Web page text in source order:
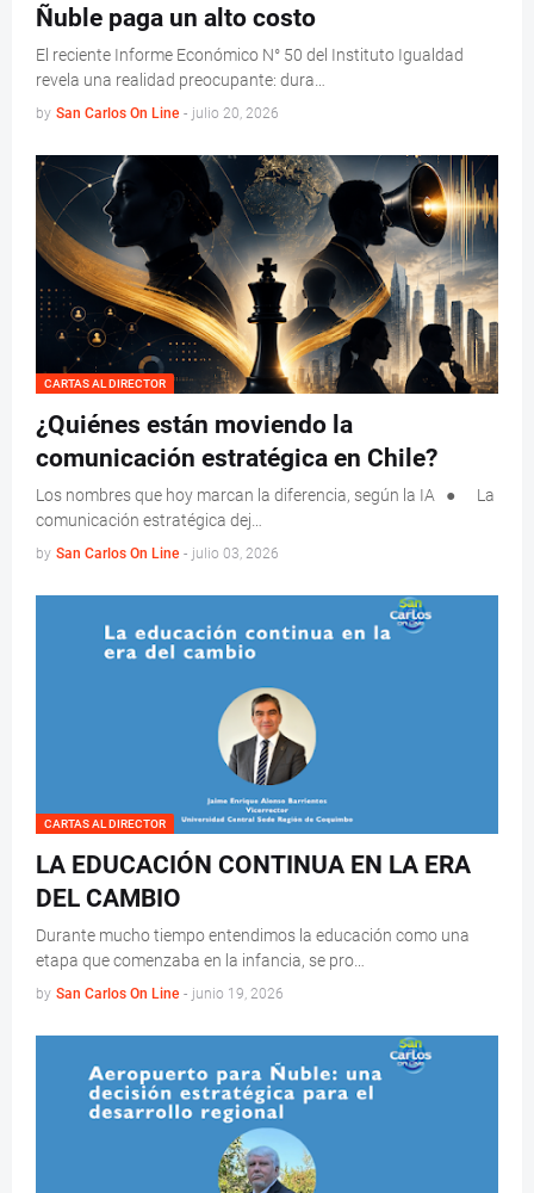
Ñuble paga un alto costo
El reciente Informe Económico N° 50 del Instituto Igualdad
revela una realidad preocupante: dura…
by San Carlos On Line - julio 20, 2026
CARTAS AL DIRECTOR
¿Quiénes están moviendo la
comunicación estratégica en Chile?
Los nombres que hoy marcan la diferencia, según la IA ● La
comunicación estratégica dej…
by San Carlos On Line - julio 03, 2026
CARTAS AL DIRECTOR
LA EDUCACIÓN CONTINUA EN LA ERA
DEL CAMBIO
Durante mucho tiempo entendimos la educación como una
etapa que comenzaba en la infancia, se pro…
by San Carlos On Line - junio 19, 2026